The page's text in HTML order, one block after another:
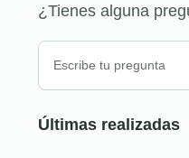
¿Tienes alguna
Últimas realizadas